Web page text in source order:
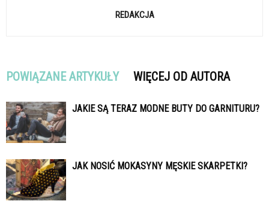
REDAKCJA
POWIĄZANE ARTYKUŁY WIĘCEJ OD AUTORA
JAKIE SĄ TERAZ MODNE BUTY DO GARNITURU?
JAK NOSIĆ MOKASYNY MĘSKIE SKARPETKI?